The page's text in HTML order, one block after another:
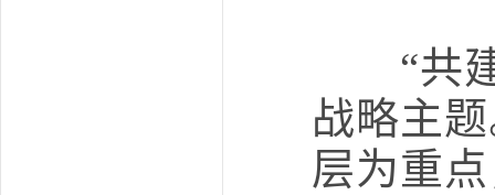
“共建
战略主
层为重